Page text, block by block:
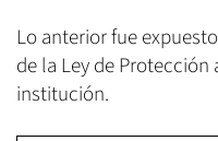
Lo anterior fue
de la Ley de
institución.